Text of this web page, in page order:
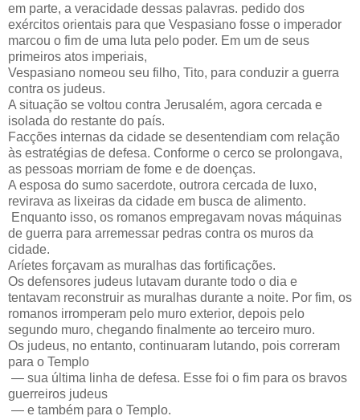
em parte, a veracidade dessas palavras. pedido dos
exércitos orientais para que Vespasiano fosse o imperador
marcou o fim de uma luta pelo poder. Em um de seus
primeiros atos imperiais,
Vespasiano nomeou seu filho, Tito, para conduzir a guerra
contra os judeus.
A situação se voltou contra Jerusalém, agora cercada e
isolada do restante do país.
Facções internas da cidade se desentendiam com relação
às estratégias de defesa. Conforme o cerco se prolongava,
as pessoas morriam de fome e de doenças.
A esposa do sumo sacerdote, outrora cercada de luxo,
revirava as lixeiras da cidade em busca de alimento.
Enquanto isso, os romanos empregavam novas máquinas
de guerra para arremessar pedras contra os muros da
cidade.
Aríetes forçavam as muralhas das fortificações.
Os defensores judeus lutavam durante todo o dia e
tentavam reconstruir as muralhas durante a noite. Por fim, os
romanos irromperam pelo muro exterior, depois pelo
segundo muro, chegando finalmente ao terceiro muro.
Os judeus, no entanto, continuaram lutando, pois correram
para o Templo
— sua última linha de defesa. Esse foi o fim para os bravos
guerreiros judeus
— e também para o Templo.